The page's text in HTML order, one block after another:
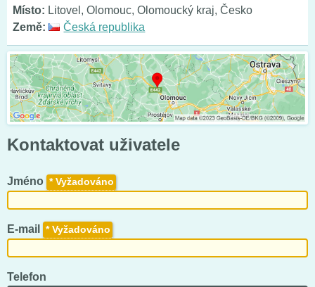
Místo: Litovel, Olomouc, Olomoucký kraj, Česko
Země:
Česká republika
Kontaktovat uživatele
Jméno *
E-mail *
Telefon